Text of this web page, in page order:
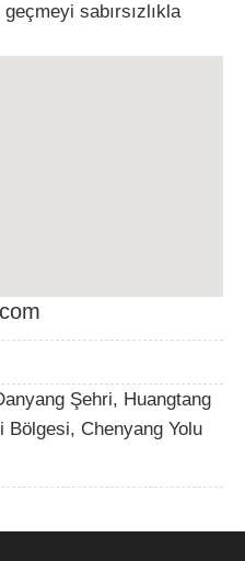
sabırsızlıkla
Şehri, Huangtang
Bölgesi, Chenyang Yolu